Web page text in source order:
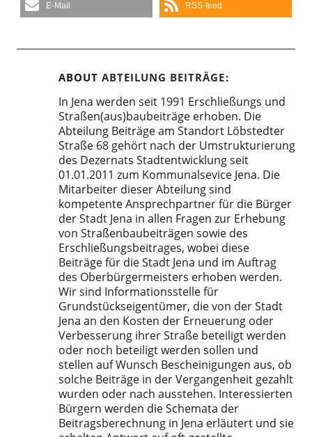
E-Mail RSS-feed
ABOUT ABTEILUNG BEITRÄGE
In Jena werden seit 1991 Erschließungs und
Straßen(aus)baubeiträge erhoben. Die
Abteilung Beiträge am Standort Löbstedter
Straße 68 gehört nach der Umstrukturierung
des Dezernats Stadtentwicklung seit
01.01.2011 zum Kommunalsevice Jena. Die
Mitarbeiter dieser Abteilung sind
kompetente Ansprechpartner für die Bürger
der Stadt Jena in allen Fragen zur Erhebung
von Straßenbaubeiträgen sowie des
Erschließungsbeitrages, wobei diese
Beiträge für die Stadt Jena und im Auftrag
des Oberbürgermeisters erhoben werden.
Wir sind Informationsstelle für
Grundstückseigentümer, die von der Stadt
Jena an den Kosten der Erneuerung oder
Verbesserung ihrer Straße beteiligt werden
oder noch beteiligt werden sollen und
stellen auf Wunsch Bescheinigungen aus, ob
solche Beiträge in der Vergangenheit gezahlt
wurden oder nach ausstehen. Interessierten
Bürgern werden die Schemata der
Beitragsberechnung in Jena erläutert und sie